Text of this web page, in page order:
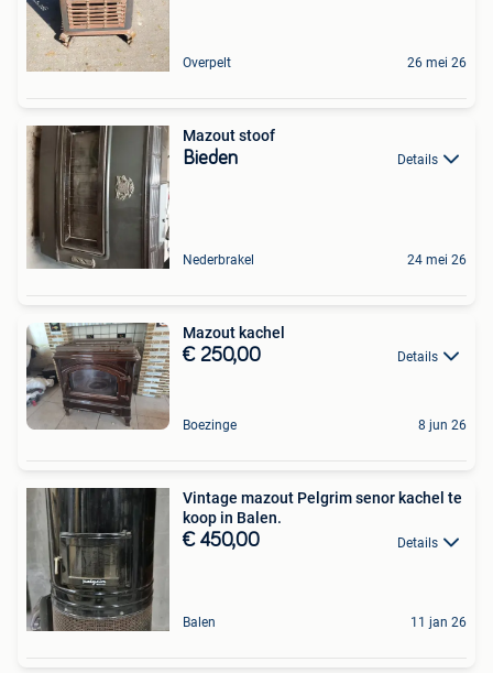
Overpelt 26 mei 26
Mazout stoof
Bieden Details
Nederbrakel 24 mei 26
Mazout kachel
€ 250,00 Details
Boezinge 8 jun 26
Vintage mazout Pelgrim senor kachel te
koop in Balen.
€ 450,00 Details
Balen 11 jan 26